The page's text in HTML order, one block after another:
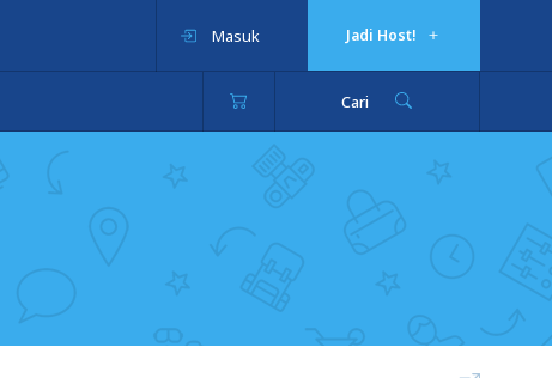
Jadi Host!
Masuk
Cari